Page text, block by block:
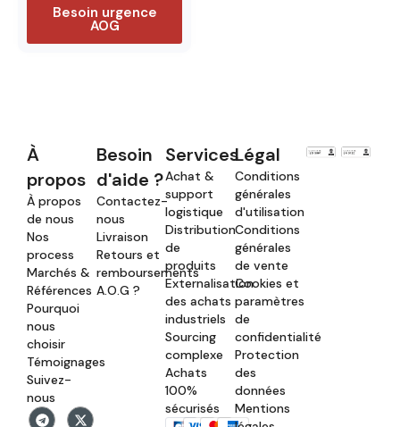
Besoin urgence
AOG
À
propos
À propos
de nous
Nos
process
Marchés &
Références
Pourquoi
nous
choisir
Témoignages
Suivez-
nous
Besoin
d'aide ?
Contactez-
nous
Livraison
Retours et
remboursements
A.O.G ?
Services
Achat &
support
logistique
Distribution
de
produits
Externalisation
des achats
industriels
Sourcing
complexe
Achats
100%
sécurisés
Légal
Conditions
générales
d'utilisation
Conditions
générales
de vente
Cookies et
paramètres
de
confidentialité
Protection
des
données
Mentions